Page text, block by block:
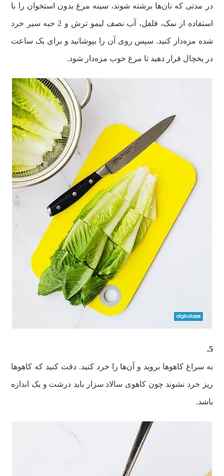
در مدتی که نان‌ها برشته شوند، سینه مرغ بدون استخوان را با
استفاده از نمک، فلفل، آب نصف لیمو ترش و 2 حبه سیر خرد
شده مزه‌دار کنید. سپس روی آن را بپوشانید و برای یک ساعت
در یخچال قرار دهید تا مرغ خوب مزه‌دار شود.
5.
به سراغ کاهو‌ها بروید و آن‌ها را خرد کنید. دقت کنید که کاهوها
ریز خرد نشوند چون کاهوی سالاد سزار باید درشت و یک اندازه
باشد.